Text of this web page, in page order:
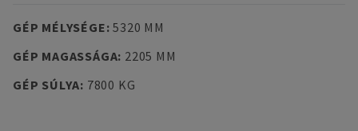
GÉP MÉLYSÉGE:5320 MM
GÉP MAGASSÁGA: 2205 MM
GÉP SÚLYA: 7800 KG